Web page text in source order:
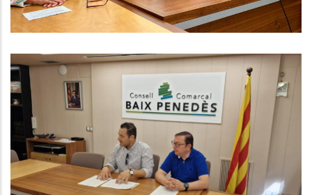
El Consell Comarcal Del Baix
Penedès Gestionarà Un Nou
Programa Del SOC Que Permetrà
La Contractació De 25 Persones A
L’atur